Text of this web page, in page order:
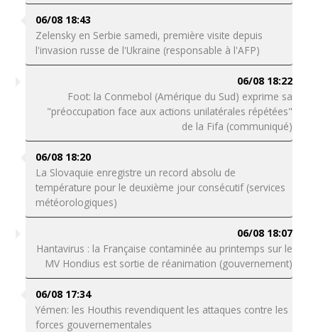
06/08 18:43
Zelensky en Serbie samedi, première visite depuis
l'invasion russe de l'Ukraine (responsable à l'AFP)
06/08 18:22
Foot: la Conmebol (Amérique du Sud) exprime sa
"préoccupation face aux actions unilatérales répétées"
de la Fifa (communiqué)
06/08 18:20
La Slovaquie enregistre un record absolu de
température pour le deuxième jour consécutif (services
météorologiques)
06/08 18:07
Hantavirus : la Française contaminée au printemps sur le
MV Hondius est sortie de réanimation (gouvernement)
06/08 17:34
Yémen: les Houthis revendiquent les attaques contre les
forces gouvernementales